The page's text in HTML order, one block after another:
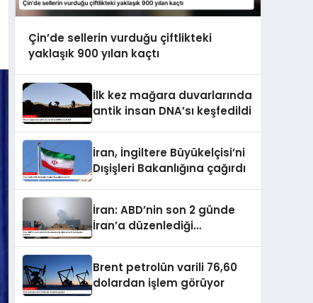
Çin’de sellerin vurduğu çiftlikteki
yaklaşık 900 yılan kaçtı
İlk kez mağara duvarlarında
antik insan DNA’sı keşfedildi
İran, İngiltere Büyükelçisi’ni
Dışişleri Bakanlığına çağırdı
İran: ABD’nin son 2 günde
İran’a düzenlediği
Brent petrolün varili 76,60
dolardan işlem görüyor